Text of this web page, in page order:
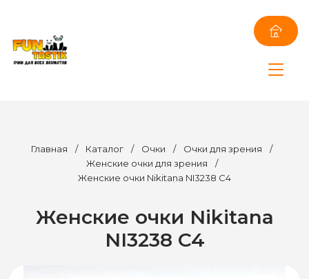
Главная / Каталог / Очки / Очки для зрения
/
Женские очки для зрения
/
Женские очки Nikitana NI3238 C4
Женские очки Nikitana
NI3238 C4